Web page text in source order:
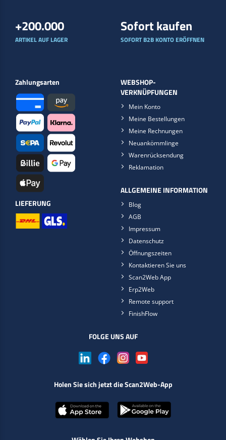
+200.000
ARTIKEL AUF LAGER
Sofort kaufen
SOFORT B2B KONTO ERÖFFNEN
Zahlungsarten
LIEFERUNG
WEBSHOP-
VERKNÜPFUNGEN
Mein Konto
Meine Bestellungen
Meine Rechnungen
Neuankömmlinge
Warenrücksendung
Reklamation
ALLGEMEINE INFORMATION
Blog
AGB
Impressum
Datenschutz
Öffnungszeiten
Kontaktieren Sie uns
Scan2Web App
Erp2Web
Remote support
FinishFlow
FOLGE UNS AUF
Holen Sie sich jetzt die Scan2Web-App